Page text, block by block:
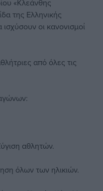
«Κλεάνθης
της Ελληνικής
οι κανονισμοί
από όλες τις
αθλητών.
όλων των ηλικιών.